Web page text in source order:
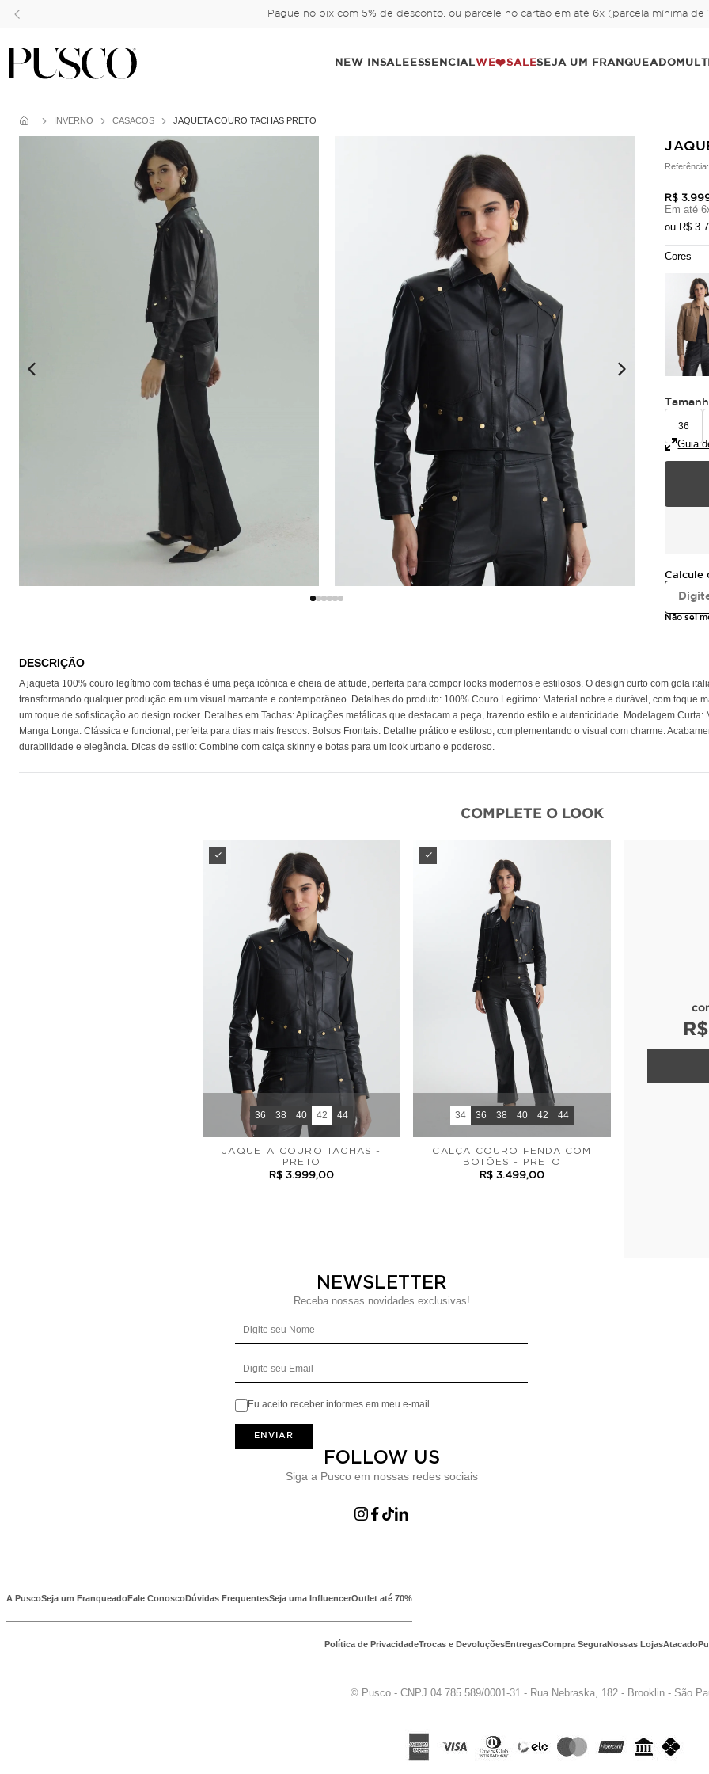
Pague no pix com 5% de desconto, ou parcele no cartão em até 6x (parcela mínima de
NEW IN SALE ESSENCIALWE❤️SALESEJA UM FRANQUEADO
e garanta10% OFF
primeira compra!
Concordo com os termos da
Política de
EU QUERO!
INVERNO CASACOS JAQUETA COURO TACHAS PRETO
R$
Em até6
ou R$
Cores
36
Guia
Calcule
Não sei
DESCRIÇÃO
A jaqueta 100% couro legítimo com tachas é uma peça icônica e cheia de atitude, perfeita para compor looks modernos e estilosos. O design curto com gola
transformando qualquer produção em um visual marcante e contemporâneo. Detalhes do produto: 100% Couro Legítimo: Material nobre e durável, com toque
um toque de sofisticação ao design rocker. Detalhes em Tachas: Aplicações metálicas que destacam a peça, trazendo estilo e autenticidade. Modelagem
Manga Longa: Clássica e funcional, perfeita para dias mais frescos. Bolsos Frontais: Detalhe prático e estiloso, complementando o visual com charme.
durabilidade e elegância. Dicas de estilo: Combine com calça skinny e botas para um look urbano e poderoso.
COMPLETE O LOOK
36 38 40 42 44
JAQUETA COURO TACHAS -
PRETO
R$ 3.999,00
34 36 38 40 42 44
CALÇA COURO FENDA COM
BOTÕES - PRETO
R$ 3.499,00
NEWSLETTER
Receba nossas novidades exclusivas!
Eu aceito receber informes em meu e-mail
ENVIAR
FOLLOW US
Siga a Pusco em nossas redes sociais
A PuscoSeja um FranqueadoFale ConoscoDúvidas FrequentesSeja uma InfluencerOutlet até 70%
Política de PrivacidadeTrocas e DevoluçõesEntregasCompra SeguraNossas LojasAtacado
© Pusco - CNPJ 04.785.589/0001-31 - Rua Nebraska, 182 - Brooklin - São